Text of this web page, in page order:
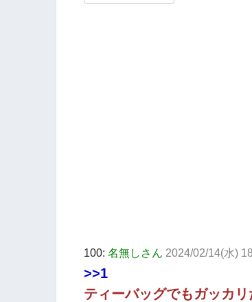
100: 名無しさん 2024/02/14(水)
>>1
ティーバッグでもガッカリ